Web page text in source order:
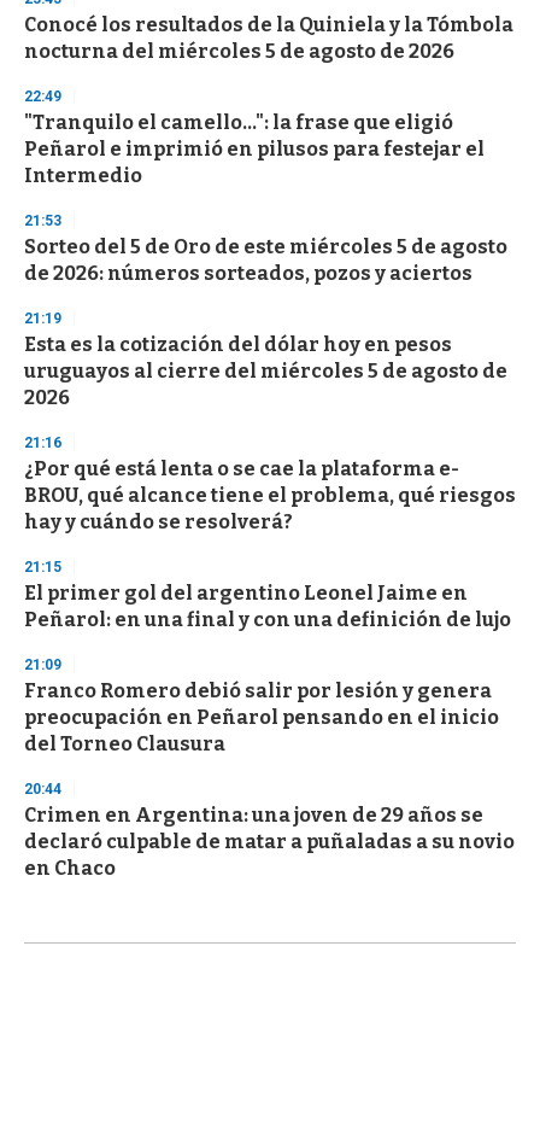
s
o
f
3
s
e
c
o
d
s
Conocé los resultados de la Quiniela y la Tómbola
nocturna del miércoles 5 de agosto de 2026
22:49
"Tranquilo el camello...": la frase que eligió
Peñarol e imprimió en pilusos para festejar el
Intermedio
21:53
Sorteo del 5 de Oro de este miércoles 5 de agosto
de 2026: números sorteados, pozos y aciertos
21:19
Esta es la cotización del dólar hoy en pesos
uruguayos al cierre del miércoles 5 de agosto de
2026
21:16
¿Por qué está lenta o se cae la plataforma e-
BROU, qué alcance tiene el problema, qué riesgos
hay y cuándo se resolverá?
21:15
El primer gol del argentino Leonel Jaime en
Peñarol: en una final y con una definición de lujo
21:09
Franco Romero debió salir por lesión y genera
preocupación en Peñarol pensando en el inicio
del Torneo Clausura
20:44
Crimen en Argentina: una joven de 29 años se
declaró culpable de matar a puñaladas a su novio
en Chaco